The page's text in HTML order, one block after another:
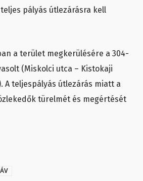
pályás útlezárásra kell
a terület megkerülésére a 304-
(Miskolci utca – Kistokaji
A teljespályás útlezárás miatt a
türelmét és megértését